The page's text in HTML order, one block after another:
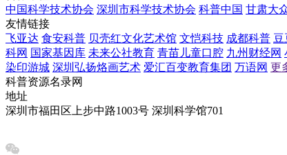
中国科学技术协会 深圳市科学技术协会 科普中国 甘肃大
友情链接
飞亚达 食安科普 贝壳红文化艺术馆 文恺科技 成都科普 豆
科网 国家基因库 未来公社教育 青苗儿童口腔 九州财经网
染印游城 深圳弘扬烙画艺术 爱汇百变教育集团 万语网 更
科普资源名录网
地址
深圳市福田区上步中路1003号 深圳科学馆701